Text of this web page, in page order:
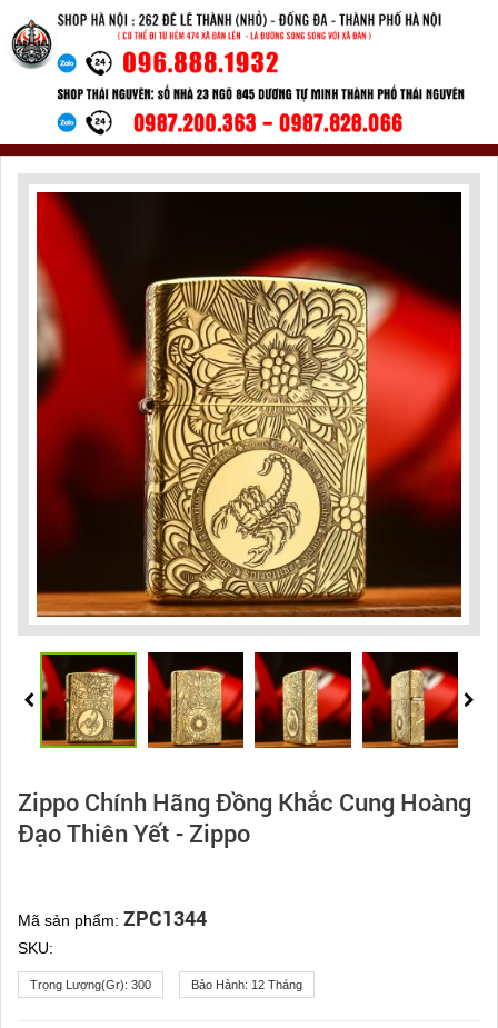
Zippo Chính Hãng Đồng Khắc Cung Hoàng
Đạo Thiên Yết - Zippo
Mã sản phẩm: ZPC1344
SKU:
Trọng Lượng(gr): 300 Bảo Hành: 12 Tháng